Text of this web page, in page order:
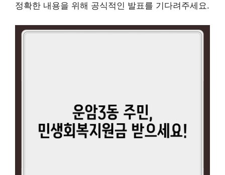
정확한 내용을 위해 공식적인 발표를 기다려주세요.